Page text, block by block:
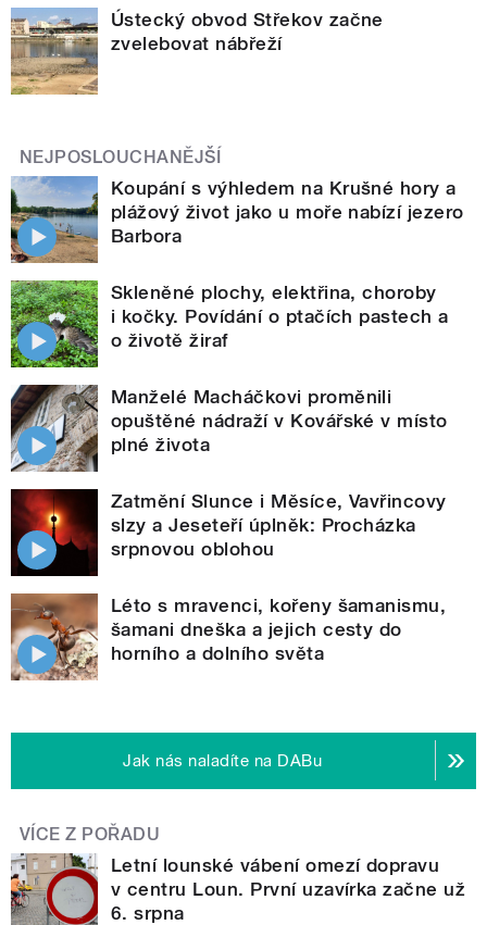
Ústecký obvod Střekov začne
zvelebovat nábřeží
NEJPOSLOUCHANĚJŠÍ
Koupání s výhledem na Krušné hory a
plážový život jako u moře nabízí jezero
Barbora
Skleněné plochy, elektřina, choroby
i kočky. Povídání o ptačích pastech a
o životě žiraf
Manželé Macháčkovi proměnili
opuštěné nádraží v Kovářské v místo
plné života
Zatmění Slunce i Měsíce, Vavřincovy
slzy a Jeseteří úplněk: Procházka
srpnovou oblohou
Léto s mravenci, kořeny šamanismu,
šamani dneška a jejich cesty do
horního a dolního světa
Jak nás naladíte na DABu
VÍCE Z POŘADU
Letní lounské vábení omezí dopravu
v centru Loun. První uzavírka začne už
6. srpna